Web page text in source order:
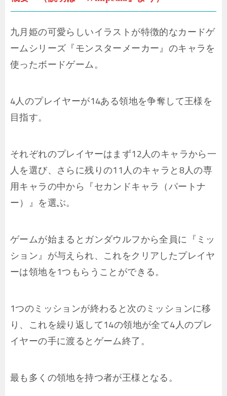
九月姫の可愛らしいイラストが特徴的なカードゲ
ームシリーズ『モンスターメーカー』のキャラを
使ったボードゲーム。
4人のプレイヤーが14ある領地を争奪して王様を
目指す。
それぞれのプレイヤーはまず12人のキャラから一
人を選び、さらに残りの11人のキャラと8人の専
用キャラの中から『セカンドキャラ（パートナ
ー）』を選ぶ。
ゲームが始まるとガンダウルフから全員に『ミッ
ション』が与えられ、これをクリアしたプレイヤ
ーは領地を1つもらうことができる。
1つのミッションが終わると次のミッションに移
り、これを繰り返して14の領地が全て4人のプレ
イヤーの手に渡るとゲーム終了。
最も多くの領地を持つ者が王様となる。